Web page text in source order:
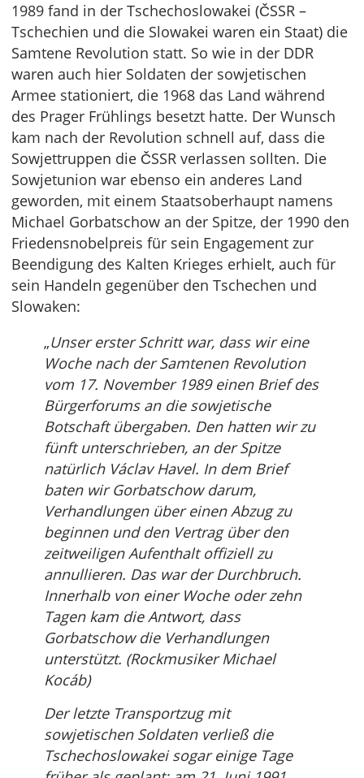
1989 fand in der Tschechoslowakei (ČSSR –
Tschechien und die Slowakei waren ein Staat) die
Samtene Revolution statt. So wie in der DDR
waren auch hier Soldaten der sowjetischen
Armee stationiert, die 1968 das Land während
des Prager Frühlings besetzt hatte. Der Wunsch
kam nach der Revolution schnell auf, dass die
Sowjettruppen die ČSSR verlassen sollten. Die
Sowjetunion war ebenso ein anderes Land
geworden, mit einem Staatsoberhaupt namens
Michael Gorbatschow an der Spitze, der 1990 den
Friedensnobelpreis für sein Engagement zur
Beendigung des Kalten Krieges erhielt, auch für
sein Handeln gegenüber den Tschechen und
Slowaken:
„Unser erster Schritt war, dass wir eine
Woche nach der Samtenen Revolution
vom 17. November 1989 einen Brief des
Bürgerforums an die sowjetische
Botschaft übergaben. Den hatten wir zu
fünft unterschrieben, an der Spitze
natürlich Václav Havel. In dem Brief
baten wir Gorbatschow darum,
Verhandlungen über einen Abzug zu
beginnen und den Vertrag über den
zeitweiligen Aufenthalt offiziell zu
annullieren. Das war der Durchbruch.
Innerhalb von einer Woche oder zehn
Tagen kam die Antwort, dass
Gorbatschow die Verhandlungen
unterstützt. (Rockmusiker Michael
Kocáb)
Der letzte Transportzug mit
sowjetischen Soldaten verließ die
Tschechoslowakei sogar einige Tage